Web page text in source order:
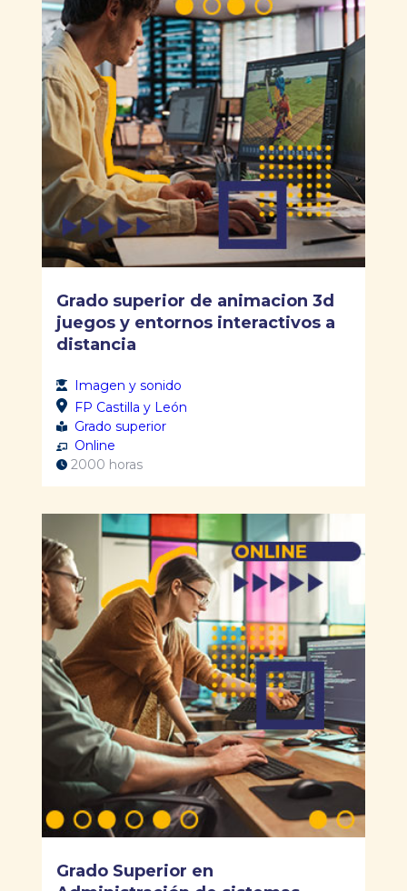
Grado superior de animacion 3d
juegos y entornos interactivos a
distancia
Imagen y sonido
FP Castilla y León
Grado superior
Online
2000 horas
Grado Superior en